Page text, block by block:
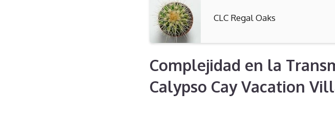
CLC Regal Oaks
Complejidad en la
Calypso Cay Vacation